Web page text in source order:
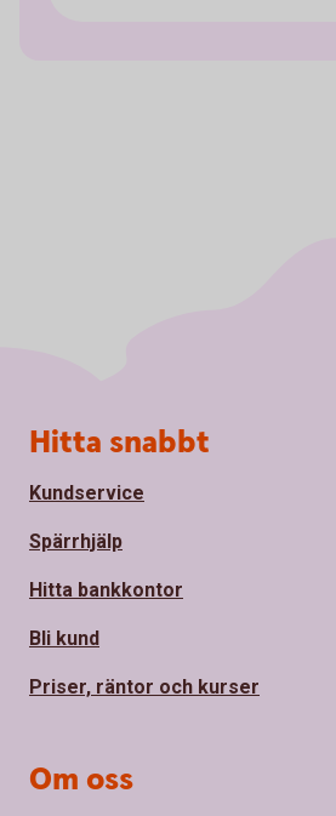
Sidfot
Hitta snabbt
Kundservice
Spärrhjälp
Hitta bankkontor
Bli kund
Priser, räntor och kurser
Om oss